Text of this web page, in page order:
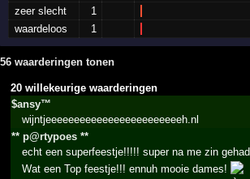
zeer slecht
1
waardeloos
1
56 waarderingen tonen
20 willekeurige waarderingen
$ansy™
wijntjeeeeeeeeeeeeeeeeeeeeeeeeh.nl
**­ p@­rtypoes **­
echt een superfeestje!!!!! super na me zin gehad
Wat een Top feestje!!! ennuh mooie dames!